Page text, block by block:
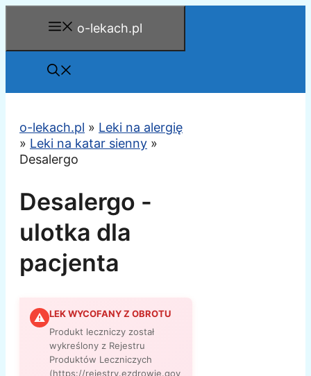
o-lekach.pl
o-lekach.pl » Leki na alergię
» Leki na katar sienny »
Desalergo
Desalergo -
ulotka dla
pacjenta
⚠ LEK WYCOFANY Z OBROTU
Produkt leczniczy został
wykreślony z Rejestru
Produktów Leczniczych
(https://rejestry.ezdrowie.gov